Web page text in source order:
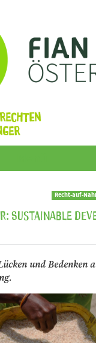
Recht-auf-
Sustainable
und Bedenken